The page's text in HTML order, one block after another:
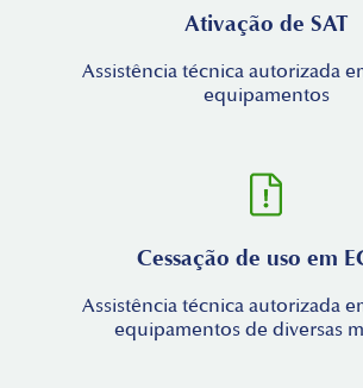
Ativação de SAT
Assistência técnica autorizada
equipamentos
Cessação de uso em
Assistência técnica autorizada
equipamentos de diversas